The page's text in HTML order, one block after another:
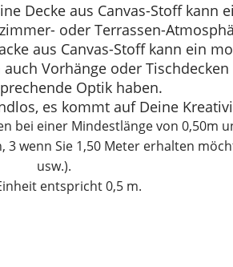
Decke aus Canvas-Stoff kann
oder Terrassen-
aus Canvas-Stoff kann ein
Vorhänge oder
Optik haben.
es kommt auf Deine
bei einer Mindestlänge von 0,50m
3 wenn Sie 1,50 Meter erhalten
usw.).
entspricht 0,5 m.